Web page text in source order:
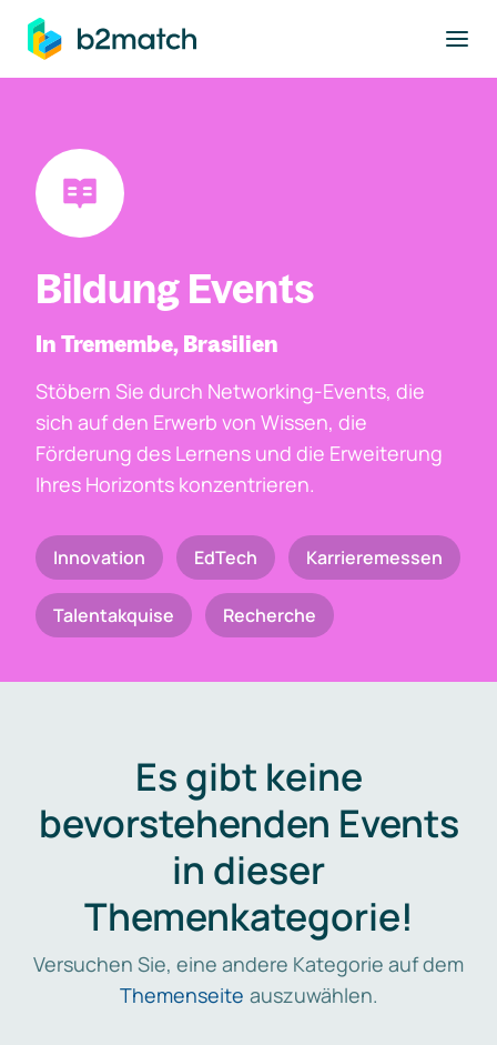
springen
Bildung Events
In Tremembe, Brasilien
Stöbern Sie durch Networking-Events, die
sich auf den Erwerb von Wissen, die
Förderung des Lernens und die Erweiterung
Ihres Horizonts konzentrieren.
Innovation EdTech Karrieremessen
Talentakquise Recherche
Es gibt keine
bevorstehenden Events
in dieser
Themenkategorie!
Versuchen Sie, eine andere Kategorie auf dem
Themenseite auszuwählen.